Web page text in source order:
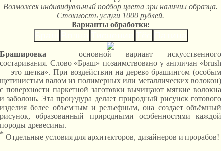
Возможен индивидуальный подбор цвета при наличии образца.
Стоимость услуги 1000 рублей.
Варианты обработки:
Брашировка – основной вариант искусственного
состаривания. Слово «Браш» позаимствовано у англичан «brush
— это щетка». При воздействии на дерево брашингом (особым
щетинистым валом из полимерных или металлических волокон)
с поверхности паркетной заготовки вычищают мягкие волокна
и заболонь. Эта процедура делает природный рисунок готового
изделия более объемным и рельефным, она создает объёмный
рисунок, образованный природными особенностями каждой
породы древесины.
* Отдельные условия для архитекторов, дизайнеров и прорабов!